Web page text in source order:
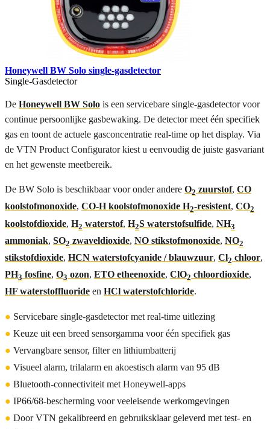
Honeywell BW Solo single-gasdetector
Single-Gasdetector
De Honeywell BW Solo is een servicebare single-gasdetector voor
continue persoonlijke gasbewaking. De detector meet één specifiek
gas en toont de actuele gasconcentratie real-time op het display. Via
de VTN Product Configurator kiest u eenvoudig de juiste gasvariant
en het gewenste meetbereik.
De BW Solo is beschikbaar voor onder andere O2 zuurstof, CO
koolstofmonoxide, CO-H koolstofmonoxide H2-resistent, CO2
koolstofdioxide, H2 waterstof, H2S waterstofsulfide, NH3
ammoniak, SO2 zwaveldioxide, NO stikstofmonoxide, NO2
stikstofdioxide, HCN waterstofcyanide / blauwzuur, Cl2 chloor,
PH3 fosfine, O3 ozon, ETO etheenoxide, ClO2 chloordioxide,
HF waterstoffluoride en HCl waterstofchloride.
● Servicebare single-gasdetector met real-time uitlezing
● Keuze uit een breed sensorgamma voor één specifiek gas
● Vervangbare sensor, filter en lithiumbatterij
● Visueel alarm, trilalarm en akoestisch alarm van 95 dB
● Bluetooth-connectiviteit met Honeywell-apps
● IP66/68-bescherming voor veeleisende werkomgevingen
● Door VTN gekalibreerd en gebruiksklaar geleverd met test- en